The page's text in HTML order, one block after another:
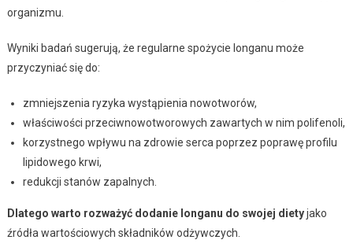
organizmu.
Wyniki badań sugerują, że regularne spożycie longanu może
przyczyniać się do:
zmniejszenia ryzyka wystąpienia nowotworów,
właściwości przeciwnowotworowych zawartych w nim polifenoli,
korzystnego wpływu na zdrowie serca poprzez poprawę profilu
lipidowego krwi,
redukcji stanów zapalnych.
Dlatego warto rozważyć dodanie longanu do swojej dietyjako
źródła wartościowych składników odżywczych.